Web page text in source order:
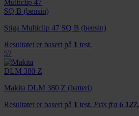
Stiga Multiclip 47 SQ B (bensin)
Resultatet er basert på 1 test.
57
Makita DLM 380 Z (batteri)
Resultatet er basert på 1 test. Pris fra 6